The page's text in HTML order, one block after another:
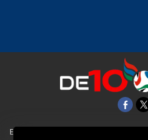
EL UNIVERSAL